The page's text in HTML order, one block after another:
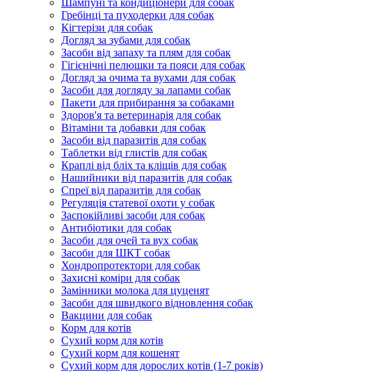
Шампуні та кондиціонери для собак
Гребінці та пуходерки для собак
Кігтерізи для собак
Догляд за зубами для собак
Засоби від запаху та плям для собак
Гігієнічні пелюшки та пояси для собак
Догляд за очима та вухами для собак
Засоби для догляду за лапами собак
Пакети для прибирання за собаками
Здоров'я та ветеринарія для собак
Вітаміни та добавки для собак
Засоби від паразитів для собак
Таблетки від глистів для собак
Краплі від бліх та кліщів для собак
Нашийники від паразитів для собак
Спреї від паразитів для собак
Регуляція статевої охоти у собак
Заспокійливі засоби для собак
Антибіотики для собак
Засоби для очей та вух собак
Засоби для ШКТ собак
Хондропротектори для собак
Захисні коміри для собак
Замінники молока для цуценят
Засоби для швидкого відновлення собак
Вакцини для собак
Корм для котів
Сухий корм для котів
Сухий корм для кошенят
Сухий корм для дорослих котів (1-7 років)